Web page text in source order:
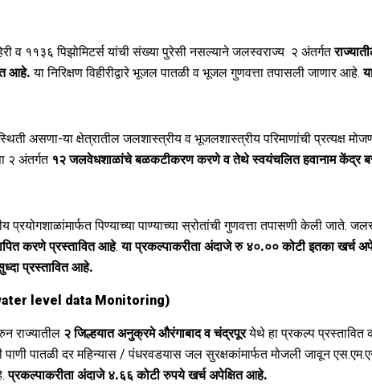
व ११३६ पिझोमिटर्स यांची संख्या पुरेसी नसल्याने जलस्वराज्य २ अंतर्गत
आहे. या निरिक्षण विहीरीद्वारे भूजल पातळी व भूजल गुणवत्ता तपासली जाणार आहे.
असणा-या क्षेत्रातील जलशास्त्रीय व भूजलशास्त्रीय परिमाणांची प्रत्यक्ष
२ अंतर्गत १२ जलवेधशाळांचे बळकटीकरण करणे व तेथे स्वयंचलित हवानाम केंद्र
पिण्याच्या पाण्याच्या स्रोतांची गुणवत्ता तपासणी केली जाते.
करणे प्रस्तावित आहे.या प्रकल्पाकरीता अंदाजे रु ४०.००कोटी इतका खर्च
प्रस्तावित आहे.
level data Monitoring)
राज्यातील २जिल्हयात अनुक्रमे औरंगाबाद व चंद्रपूरयेथे हा प्रकल्प प्रस्तावित
पाणी पातळी दर महिन्यास / पंधरवडयास जल सुरक्षकांमार्फत मोजली जावून
प्रकल्पाकरीता अंदाजे ४.६६कोटी रुपये खर्च अपेक्षित आहे.